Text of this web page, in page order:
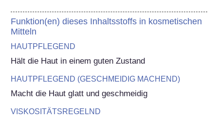
Funktion(en) dieses Inhaltsstoffs in kosmetischen
Mitteln
HAUTPFLEGEND
Hält die Haut in einem guten Zustand
HAUTPFLEGEND (GESCHMEIDIG MACHEND)
Macht die Haut glatt und geschmeidig
VISKOSITÄTSREGELND